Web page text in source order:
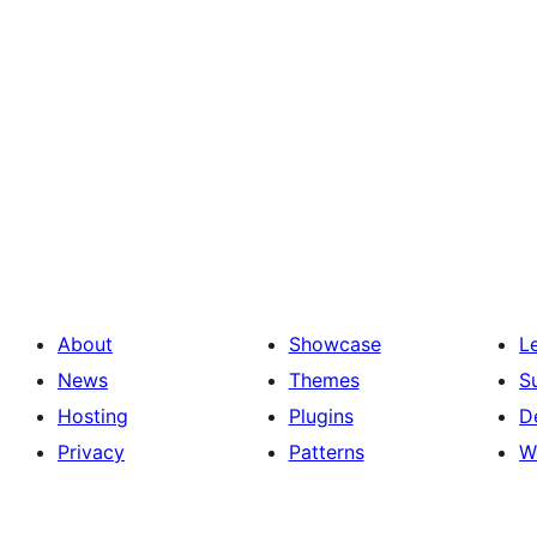
About
News
Hosting
Privacy
Showcase
Themes
Plugins
Patterns